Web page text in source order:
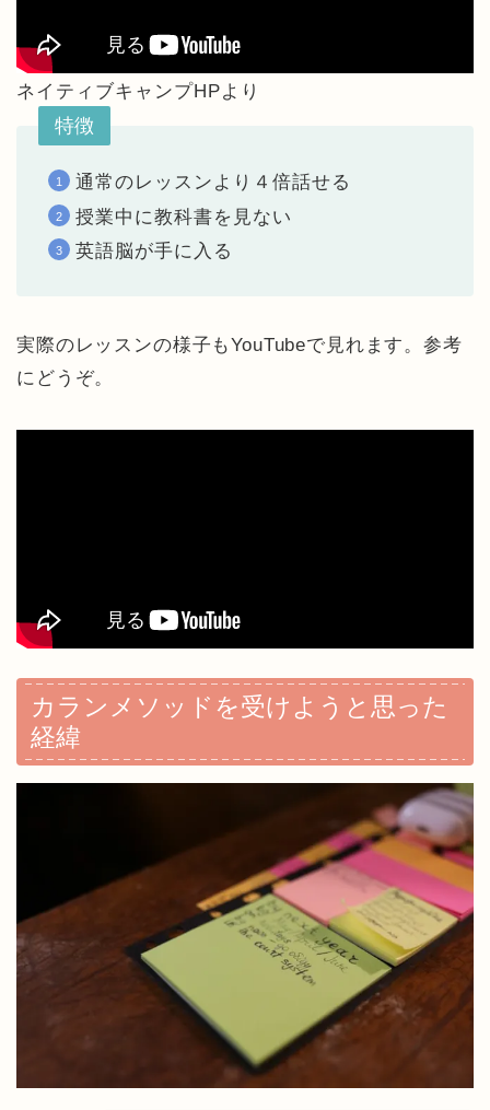
ネイティブキャンプHPより
特徴
通常のレッスンより４倍話せる
授業中に教科書を見ない
英語脳が手に入る
実際のレッスンの様子もYouTubeで見れます。参考
にどうぞ。
カランメソッドを受けようと思った
経緯